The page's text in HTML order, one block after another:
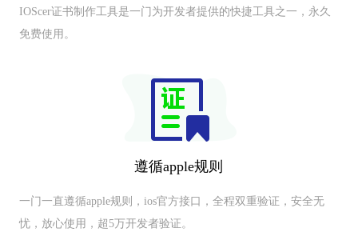
IOScer证书制作工具是一门为开发者提供的快捷工具之一，永久
免费使用。
遵循apple规则
一门一直遵循apple规则，ios官方接口，全程双重验证，安全无
忧，放心使用，超5万开发者验证。